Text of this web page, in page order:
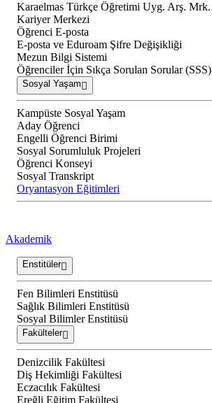
Karaelmas Türkçe Öğretimi Uyg. Arş. Mrk.
Kariyer Merkezi
Öğrenci E-posta
E-posta ve Eduroam Şifre Değişikliği
Mezun Bilgi Sistemi
Öğrenciler İçin Sıkça Sorulan Sorular (SSS)
Sosyal Yaşam
Kampüste Sosyal Yaşam
Aday Öğrenci
Engelli Öğrenci Birimi
Sosyal Sorumluluk Projeleri
Öğrenci Konseyi
Sosyal Transkript
Oryantasyon Eğitimleri
Akademik
Enstitüler
Fen Bilimleri Enstitüsü
Sağlık Bilimleri Enstitüsü
Sosyal Bilimler Enstitüsü
Fakülteler
Denizcilik Fakültesi
Diş Hekimliği Fakültesi
Eczacılık Fakültesi
Ereğli Eğitim Fakültesi